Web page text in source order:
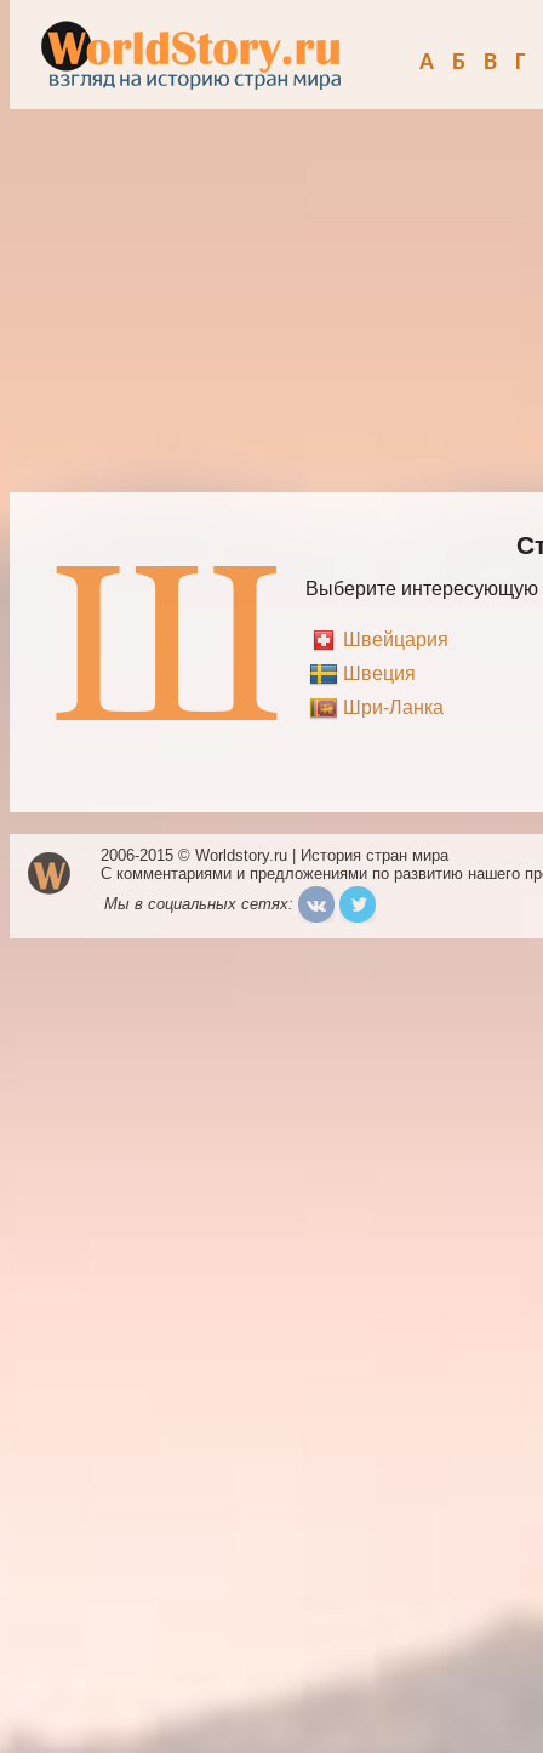
А Б В Г
Выберите интересующую
Швейцария
Швеция
Шри-Ланка
2006-2015 © Worldstory.ru | История стран мира
С комментариями и предложениями по развитию нашего
Мы в социальных сетях: